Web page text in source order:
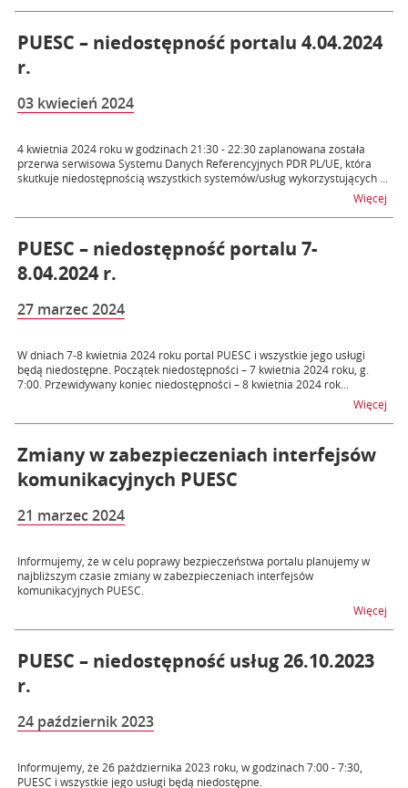
PUESC – niedostępność portalu 4.04.2024
r.
03 kwiecień 2024
4 kwietnia 2024 roku w godzinach 21:30 - 22:30 zaplanowana została
przerwa serwisowa Systemu Danych Referencyjnych PDR PL/UE, która
skutkuje niedostępnością wszystkich systemów/usług wykorzystujących ...
Więcej
PUESC – niedostępność portalu 7-
8.04.2024 r.
27 marzec 2024
W dniach 7-8 kwietnia 2024 roku portal PUESC i wszystkie jego usługi
będą niedostępne. Początek niedostępności – 7 kwietnia 2024 roku, g.
7:00. Przewidywany koniec niedostępności – 8 kwietnia 2024 rok...
Więcej
Zmiany w zabezpieczeniach interfejsów
komunikacyjnych PUESC
21 marzec 2024
Informujemy, że w celu poprawy bezpieczeństwa portalu planujemy w
najbliższym czasie zmiany w zabezpieczeniach interfejsów
komunikacyjnych PUESC.
Więcej
PUESC – niedostępność usług 26.10.2023
r.
24 październik 2023
Informujemy, że 26 października 2023 roku, w godzinach 7:00 - 7:30,
PUESC i wszystkie jego usługi będą niedostępne.